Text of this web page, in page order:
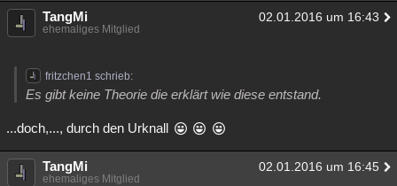
TangMi 02.01.2016 um 16:43
ehemaliges Mitglied
fritzchen1 schrieb:
Es gibt keine Theorie die erklärt wie diese entstand.
...doch,..., durch den Urknall
TangMi 02.01.2016 um 16:45
ehemaliges Mitglied